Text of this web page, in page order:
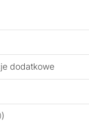
dodatkowe